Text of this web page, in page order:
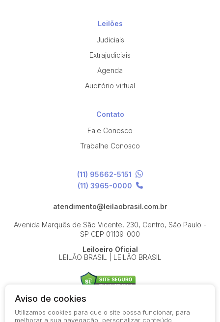
Leilões
Judiciais
Extrajudiciais
Agenda
Auditório virtual
Contato
Fale Conosco
Trabalhe Conosco
(11) 95662-5151
(11) 3965-0000
atendimento@leilaobrasil.com.br
Avenida Marquês de São Vicente, 230, Centro, São Paulo -
SP CEP 01139-000
Leiloeiro Oficial
LEILÃO BRASIL | LEILÃO BRASIL
© 2026-present - Todos os direitos reservados
Aviso de cookies
Utilizamos cookies para que o site possa funcionar, para
melhorar a sua navegação, personalizar conteúdo